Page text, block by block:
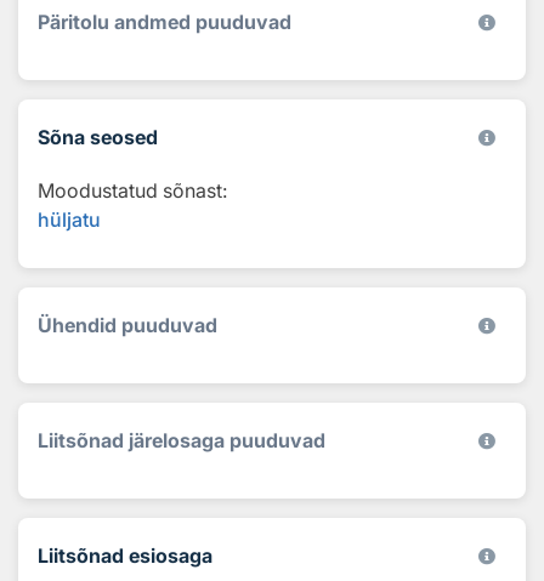
Päritolu andmed puuduvad
Sõna seosed
Moodustatud sõnast:
hüljatu
Ühendid puuduvad
Liitsõnad järelosaga puuduvad
Liitsõnad esiosaga